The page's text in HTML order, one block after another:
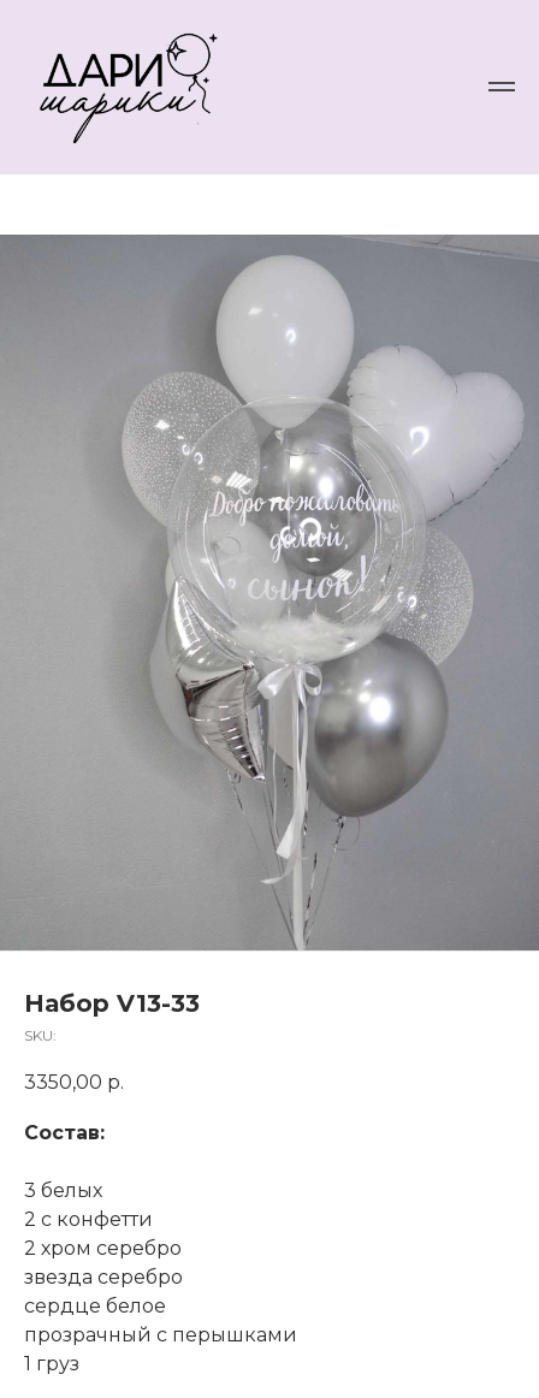
Набор V13-33
SKU:
3350,00 р.
Состав:
3 белых
2 с конфетти
2 хром серебро
звезда серебро
сердце белое
прозрачный с перышками
1 груз